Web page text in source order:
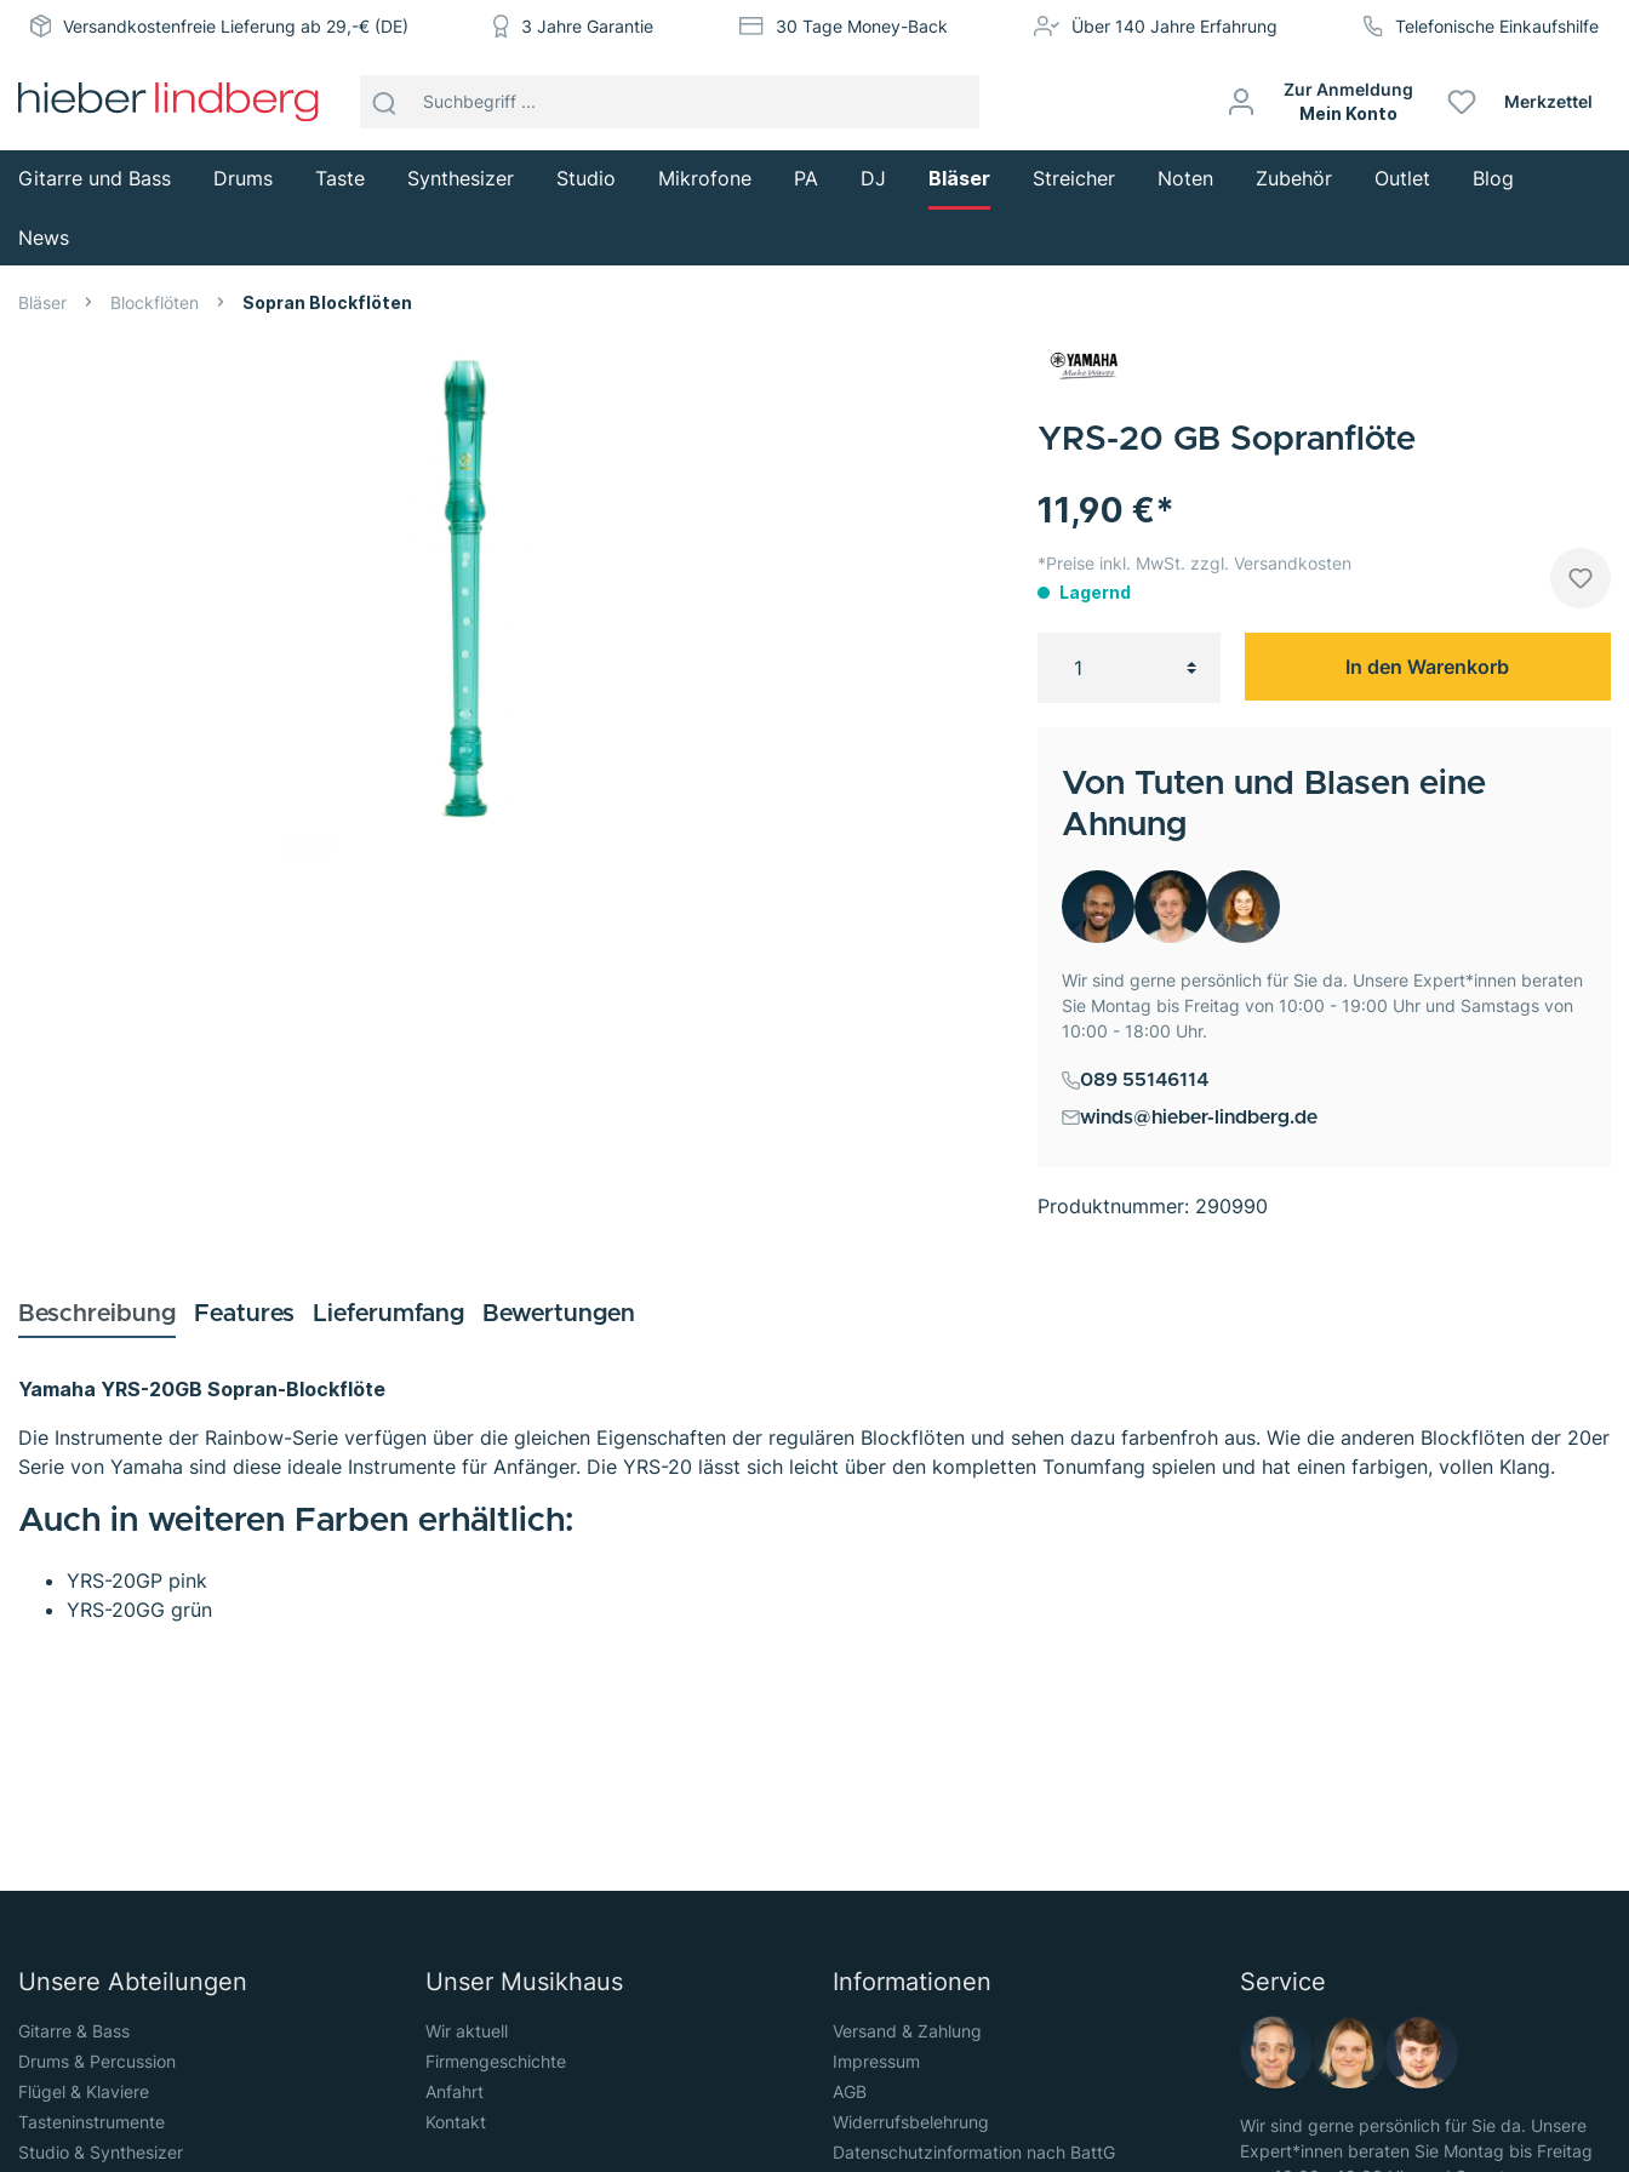
Versandkostenfreie Lieferung ab 29,-€ (DE) 3 Jahre Garantie 30 Tage Money-Back Über 140 Jahre Erfahrung Telefonische Einkaufshilfe
Zur Anmeldung
Mein Konto
Merkzettel
Gitarre und Bass Drums Taste Synthesizer Studio Mikrofone PA DJ Bläser Streicher Noten Zubehör Outlet Blog
News
Bläser Blockflöten Sopran Blockflöten
11,90 €*
*Preise inkl. MwSt. zzgl. Versandkosten
Lagernd
In den Warenkorb
Produktnummer: 290990
YRS-20 GB Sopranflöte
Von Tuten und Blasen eine
Ahnung
Wir sind gerne persönlich für Sie da. Unsere Expert*innen beraten
Sie Montag bis Freitag von 10:00 - 19:00 Uhr und Samstags von
10:00 - 18:00 Uhr.
089 55146114
winds@hieber-lindberg.de
Beschreibung Features Lieferumfang Bewertungen
Yamaha YRS-20GB Sopran-Blockflöte
Die Instrumente der Rainbow-Serie verfügen über die gleichen Eigenschaften der regulären Blockflöten und sehen dazu farbenfroh aus. Wie die anderen Blockflöten der 20er
Serie von Yamaha sind diese ideale Instrumente für Anfänger. Die YRS-20 lässt sich leicht über den kompletten Tonumfang spielen und hat einen farbigen, vollen Klang.
Auch in weiteren Farben erhältlich:
YRS-20GP pink
YRS-20GG grün
Unsere Abteilungen
Gitarre & Bass
Drums & Percussion
Flügel & Klaviere
Tasteninstrumente
Studio & Synthesizer
Unser Musikhaus
Wir aktuell
Firmengeschichte
Anfahrt
Kontakt
Informationen
Versand & Zahlung
Impressum
AGB
Widerrufsbelehrung
Datenschutzinformation nach BattG
Service
Wir sind gerne persönlich für Sie da. Unsere
Expert*innen beraten Sie Montag bis Freitag